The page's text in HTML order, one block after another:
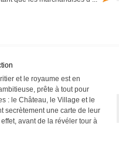
et le royaume est en
prête à tout pour
: le Château, le Village et le
secrètement une carte de leur
avant de la révéler tour à